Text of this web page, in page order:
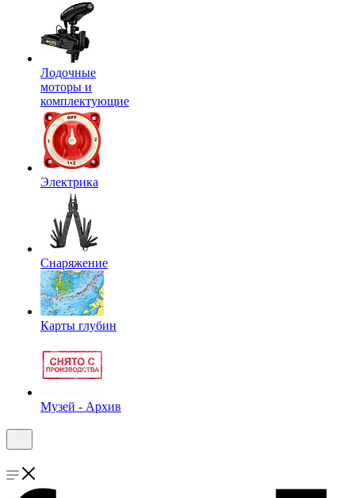
Лодочные
моторы и
комплектующие
Электрика
Снаряжение
Карты глубин
Музей - Архив